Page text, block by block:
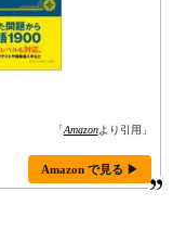
「Amazonより引用」
Amazon で見る ▶